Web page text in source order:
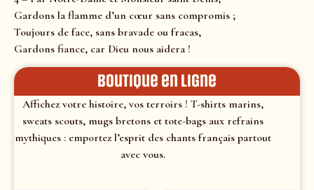
Gardons la flamme d’un cœur sans compromis ;
Toujours de face, sans bravade ou fracas,
Gardons fiance, car Dieu nous aidera !
Boutique en ligne
Affichez votre histoire, vos terroirs ! T-shirts marins,
sweats scouts, mugs bretons et tote-bags aux refrains
mythiques : emportez l’esprit des chants français partout
avec vous.